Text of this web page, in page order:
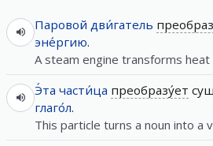
Паровой дви́гатель
эне́ргию.
A steam engine transforms
Э́та части́ца преобразу́ет
глаго́л.
This particle turns a noun into a